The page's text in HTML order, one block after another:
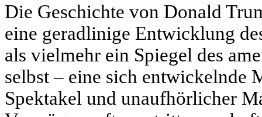
Die Geschichte von Donald
eine geradlinige Entwicklung
als vielmehr ein Spiegel des
selbst – eine sich entwickelnde
Spektakel und unaufhörlicher